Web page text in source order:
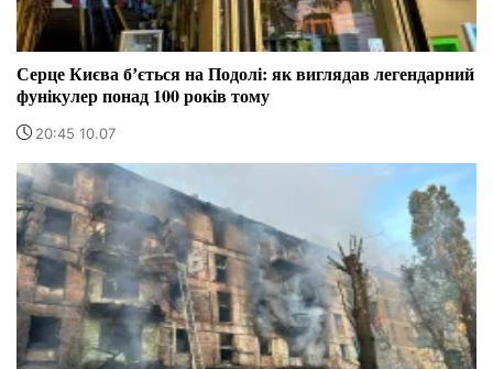
Серце Києва бʼється на Подолі: як виглядав легендарний
фунікулер понад 100 років тому
20:45 10.07